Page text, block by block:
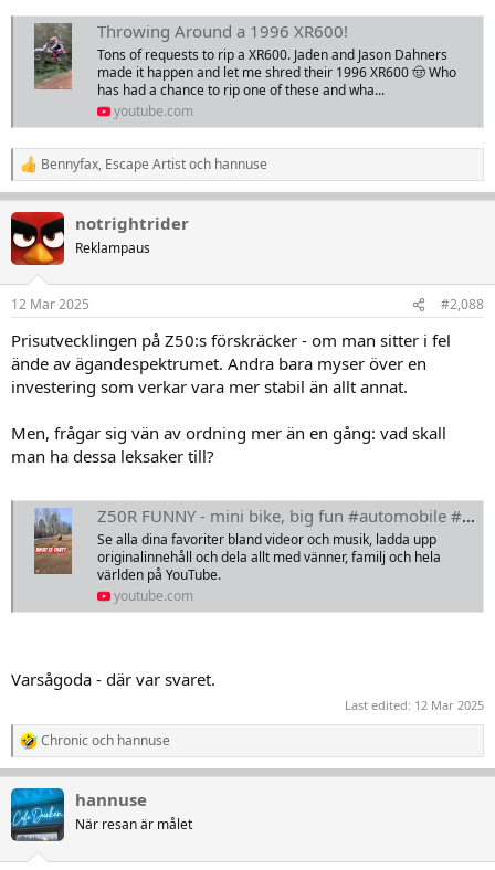
Throwing Around a 1996 XR600!
Tons of requests to rip a XR600. Jaden and Jason Dahners
made it happen and let me shred their 1996 XR600 🤠 Who
has had a chance to rip one of these and wha...
youtube.com
R
e
a
k
t
i
e
:
Bennyfax, Escape Artistoch hannuse
notrightrider
Reklampaus
12 Mar 2025 #2,088
Prisutvecklingen på Z50:s förskräcker - om man sitter i fel
ände av ägandespektrumet. Andra bara myser över en
investering som verkar vara mer stabil än allt annat.
Men, frågar sig vän av ordning mer än en gång: vad skall
man ha dessa leksaker till?
Z50R FUNNY - mini bike, big fun #automobile #motorcycle #funny #fail #music #rock #hotdog #HD #honda
Se alla dina favoriter bland videor och musik, ladda upp
originalinnehåll och dela allt med vänner, familj och hela
världen på YouTube.
youtube.com
Varsågoda - där var svaret.
Last edited: 12 Mar 2025
R
e
k
t
i
Chronicoch hannuse
hannuse
När resan är målet